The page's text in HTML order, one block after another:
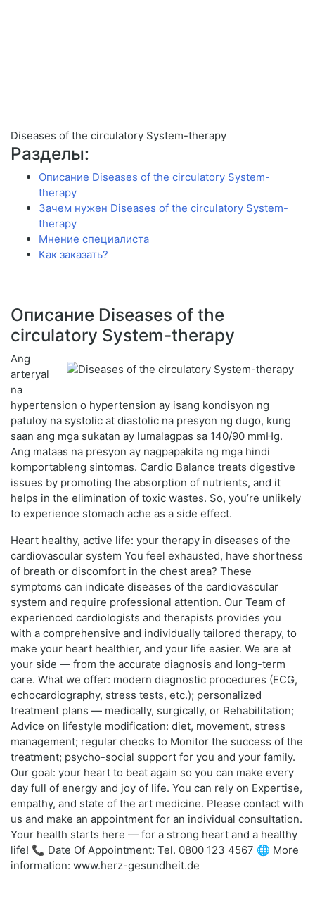
Diseases of the circulatory System-therapy
Разделы:
Описание Diseases of the circulatory System-
therapy
Зачем нужен Diseases of the circulatory System-
therapy
Мнение специалиста
Как заказать?
Описание Diseases of the
circulatory System-therapy
Ang
arteryal
na
hypertension o hypertension ay isang kondisyon ng
patuloy na systolic at diastolic na presyon ng dugo, kung
saan ang mga sukatan ay lumalagpas sa 140/90 mmHg.
Ang mataas na presyon ay nagpapakita ng mga hindi
komportableng sintomas. Cardio Balance treats digestive
issues by promoting the absorption of nutrients, and it
helps in the elimination of toxic wastes. So, you’re unlikely
to experience stomach ache as a side effect.
Heart healthy, active life: your therapy in diseases of the
cardiovascular system You feel exhausted, have shortness
of breath or discomfort in the chest area? These
symptoms can indicate diseases of the cardiovascular
system and require professional attention. Our Team of
experienced cardiologists and therapists provides you
with a comprehensive and individually tailored therapy, to
make your heart healthier, and your life easier. We are at
your side — from the accurate diagnosis and long-term
care. What we offer: modern diagnostic procedures (ECG,
echocardiography, stress tests, etc.); personalized
treatment plans — medically, surgically, or Rehabilitation;
Advice on lifestyle modification: diet, movement, stress
management; regular checks to Monitor the success of the
treatment; psycho-social support for you and your family.
Our goal: your heart to beat again so you can make every
day full of energy and joy of life. You can rely on Expertise,
empathy, and state of the art medicine. Please contact with
us and make an appointment for an individual consultation.
Your health starts here — for a strong heart and a healthy
life! 📞 Date Of Appointment: Tel. 0800 123 4567 🌐 More
information: www.herz-gesundheit.de